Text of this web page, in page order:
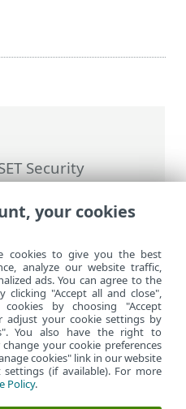
Security
ESET Security
> Dialogvindue –
your cookies
cookies to give you the best
analyze our website traffic,
ads. You can agree to the
clicking "Accept all and close",
cookies by choosing "Accept
adjust your cookie settings by
You also have the right to
your cookie preferences
cookies" link in our website
(if available). For more
Policy.